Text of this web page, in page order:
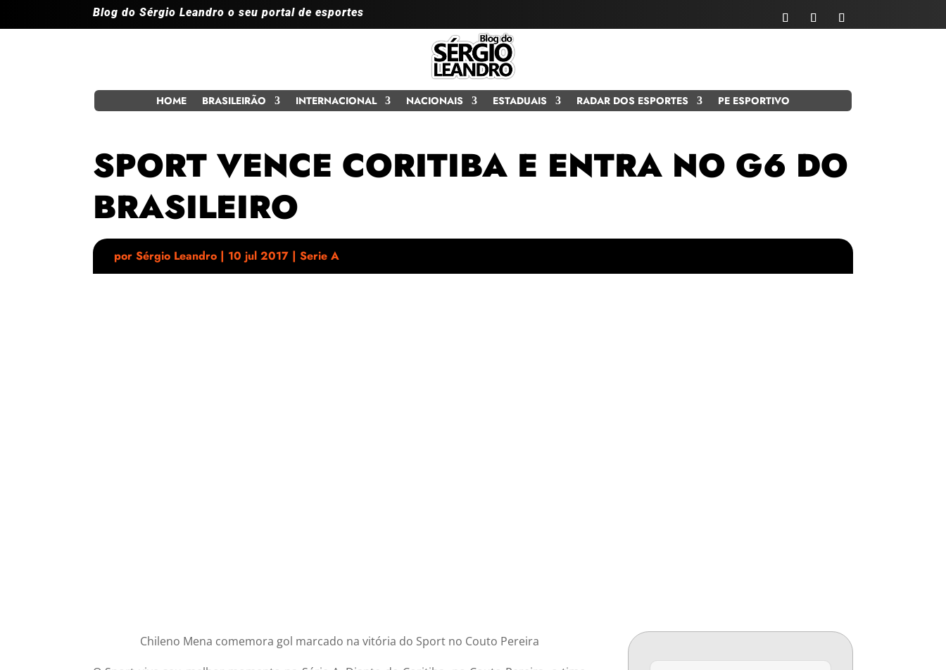
Blog do Sérgio Leandro o seu portal de esportes
HOME BRASILEIRÃO INTERNACIONAL NACIONAIS ESTADUAIS RADAR DOS ESPORTES PE ESPORTIVO
SPORT VENCE CORITIBA E ENTRA NO G6 DO
BRASILEIRO
por Sérgio Leandro | 10 jul 2017 | Serie A
Chileno Mena comemora gol marcado na vitória do Sport no Couto Pereira